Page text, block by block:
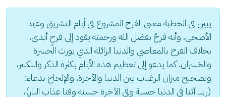
يبين في الخطبة معنى الفرح المشروع في أيام التشريق وعيد
الأضحى، وأنه فرحٌ بفضل الله ورحمته يقود إلى فرحٍ أبدي،
بخلاف الفرح بالمعاصي والدنيا الزائلة الذي يورث الحسرة
والخسران. كما يدعو إلى تعظيم هذه الأيام بكثرة الذكر والتكبير،
وتصحيح ميزان الرغبات بين الدنيا والآخرة، والإلحاح بدعاء:
(ربنا آتنا في الدنيا حسنة وفي الآخرة حسنة وقنا عذاب النار)،